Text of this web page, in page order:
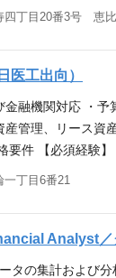
題抽出やソリュ
分析、競合分析
まえた製剤仕様
戦略を含むマー
善施策の立案・
作成及び
経験 ・新薬の上
スファンクショ
医工出向）
融機関対応 ・
産管理、リース資
要件 【必須経験
案スキル ◎社内
【あれば尚可
社での経理経験
合計レベルの知
丁目6番21
Analyst／
タの集計および